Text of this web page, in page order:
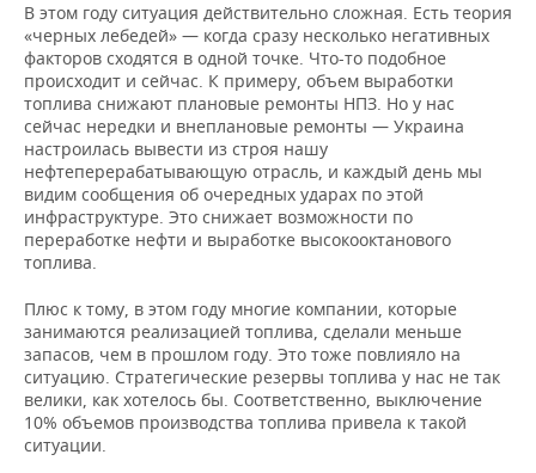
В этом году ситуация действительно сложная. Есть теория
«черных лебедей» — когда сразу несколько негативных
факторов сходятся в одной точке. Что-то подобное
происходит и сейчас. К примеру, объем выработки
топлива снижают плановые ремонты НПЗ. Но у нас
сейчас нередки и внеплановые ремонты — Украина
настроилась вывести из строя нашу
нефтеперерабатывающую отрасль, и каждый день мы
видим сообщения об очередных ударах по этой
инфраструктуре. Это снижает возможности по
переработке нефти и выработке высокооктанового
топлива.
Плюс к тому, в этом году многие компании, которые
занимаются реализацией топлива, сделали меньше
запасов, чем в прошлом году. Это тоже повлияло на
ситуацию. Стратегические резервы топлива у нас не так
велики, как хотелось бы. Соответственно, выключение
10% объемов производства топлива привела к такой
ситуации.